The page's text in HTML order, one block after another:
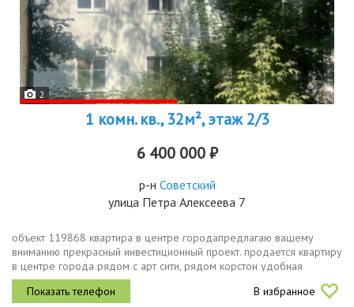
2
1 комн. кв., 32м², этаж 2/3
6 400 000 ₽
р-н Советский
улица Петра Алексеева 7
объект 119868 квартира в центре городапредлагаю вашему
вниманию прекрасный инвестиционный проект. продается квартиру
в центре города рядом с арт сити, рядом корстон удобная
развязка .хорошая базовая квартира под ремонт прекрасная
сталинка высокие...
В избранное